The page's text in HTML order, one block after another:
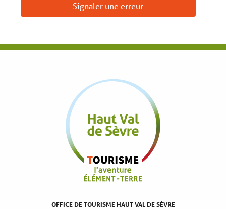
Signaler une erreur
OFFICE DE TOURISME HAUT VAL DE SÈVRE